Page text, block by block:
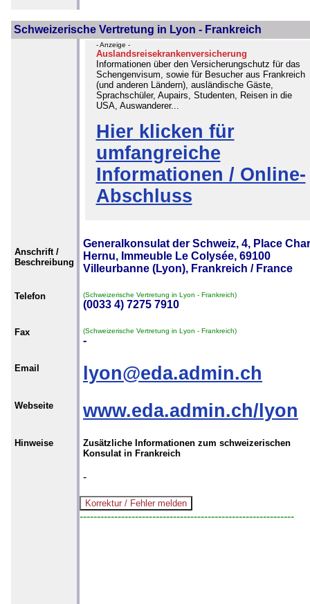
Schweizerische Vertretung in Lyon - Frankreich
- Anzeige -
Auslandsreisekrankenversicherung
Informationen über den Versicherungschutz für das
Schengenvisum, sowie für Besucher aus Frankreich
(und anderen Ländern), ausländische Gäste,
Sprachschüler, Aupairs, Studenten, Reisen in die
USA, Auswanderer...
Hier klicken für
umfangreiche
Informationen / Online-
Abschluss
Anschrift /
Beschreibung
Generalkonsulat der Schweiz, 4, Place
Hernu, Immeuble Le Colysée, 69100
Villeurbanne (Lyon), Frankreich / France
Telefon (Schweizerische Vertretung in Lyon - Frankreich)
(0033 4) 7275 7910
Fax (Schweizerische Vertretung in Lyon - Frankreich)
-
Email lyon@eda.admin.ch
Webseite www.eda.admin.ch/lyon
Hinweise
Zusätzliche Informationen zum schweizerischen
Konsulat in Frankreich
-
--------------------------------------------------------------